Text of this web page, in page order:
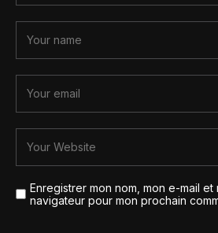
Enregistrer mon nom, mon e-mail et
navigateur pour mon prochain